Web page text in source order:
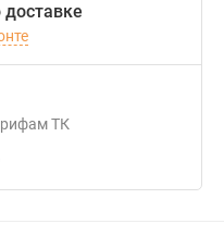
ТК